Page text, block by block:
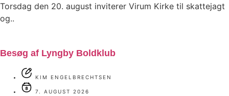
Torsdag den 20. august inviterer Virum Kirke til skattejagt
og..
Besøg af Lyngby Boldklub
KIM ENGELBRECHTSEN
7. AUGUST 2026